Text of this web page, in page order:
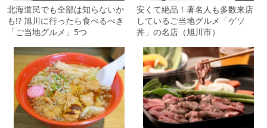
北海道民でも全部は知らないか
も!? 旭川に行ったら食べるべき
「ご当地グルメ」5つ
安くて絶品！著名人も多数来店
しているご当地グルメ「ゲソ
丼」の名店（旭川市）